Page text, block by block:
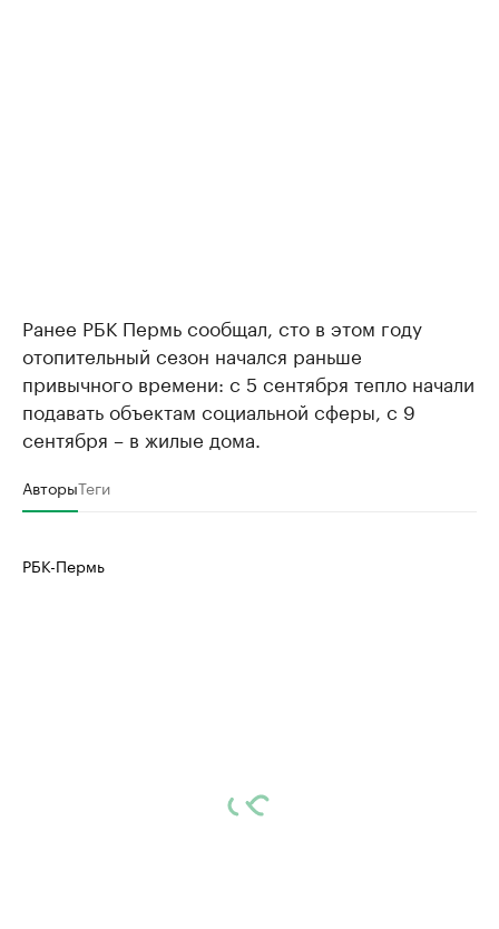
Ранее РБК Пермь сообщал, сто в этом году
отопительный сезон начался раньше
привычного времени: с 5 сентября тепло начали
подавать объектам социальной сферы, с 9
сентября – в жилые дома.
АвторыТеги
РБК-Пермь